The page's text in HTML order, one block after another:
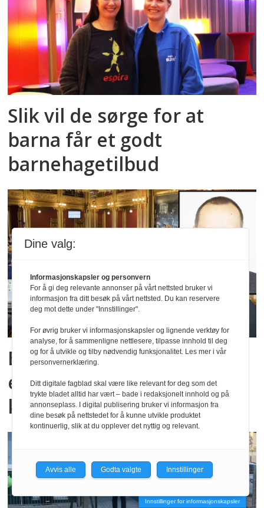
Slik vil de sørge for at
barna får et godt
barnehagetilbud
Ber om statlig tilsyn heller
enn tiltak mot
kommersielle
Innstillinger for informasjonskapsler
Dine valg:
Informasjonskapsler og personvern
For å gi deg relevante annonser på vårt nettsted bruker vi
informasjon fra ditt besøk på vårt nettsted. Du kan reservere
deg mot dette under "Innstillinger".
For øvrig bruker vi informasjonskapsler og lignende verktøy for
analyse, for å sammenligne nettlesere, tilpasse innhold til deg
og for å utvikle og tilby nødvendig funksjonalitet. Les mer i vår
personvernerklæring.
Ditt digitale fagblad skal være like relevant for deg som det
trykte bladet alltid har vært – bade i redaksjonelt innhold og på
annonseplass. I digital publisering bruker vi informasjon fra
dine besøk på nettstedet for å kunne utvikle produktet
kontinuerlig, slik at du opplever det nyttig og relevant.
Avvis alle Godta valgte Innstillinger